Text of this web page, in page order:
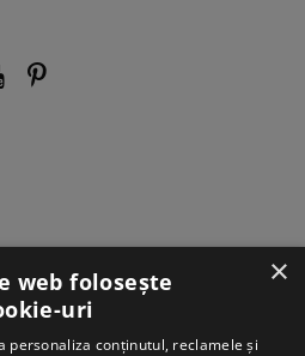
×
web folosește
uri
personaliza conținutul, reclamele și